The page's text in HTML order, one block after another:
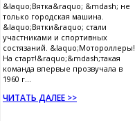
&laquo;Вятка&raquo; &mdash; не
только городская машина.
&laquo;Вятки&raquo; стали
участниками и спортивных
состязаний. &laquo;Мотороллеры!
На старт!&raquo;&mdash;такая
команда впервые прозвучала в
1960 г...
ЧИТАТЬ ДАЛЕЕ >>